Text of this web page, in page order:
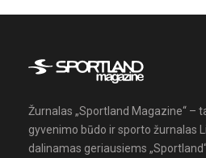
Žurnalas „Sportland Magazine“ –
gyvenimo būdo ir sporto žurnalas
dalinamas geriausiems